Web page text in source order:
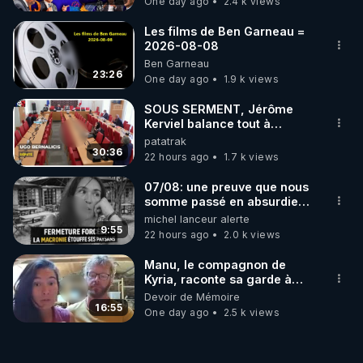
- SAMEDI 02/12/23 :
Suite de l'article "Les armes bio-nano-
https://crowdbunker.com/v/nCLhQKvh
- JEUDI 07/12/23 :
Présentation des livres et films prouvant/illustrant
les armes bio-nano-électromagnétiques et sujets
https://crowdbunker.com/v/Y1h8b1Mf
- SAMEDI 09/12/23 :
L'article "Les armes bio-nano-électromagnétiques"
(partie 3) :
(+ Bonus : les extraits de film non diffusés lors du
https://crowdbunker.com/v/u4GJ1Cf4
- JEUDI 14/12/23 :
Les individus sélectionnés témoignent (ciblages par
23:26
Les films de Ben Garneau =
2026-08-08
Ben Garneau
One day ago
1.9 k views
30:36
SOUS SERMENT, Jérôme
Kerviel balance tout à
l'Assemblée !
patatrak
22 hours ago
1.7 k views
9:55
07/08: une preuve que nous
somme passé en absurdie
une dictature qui veut faire
taire ses opposant !
michel lanceur alerte
22 hours ago
2.0 k views
16:55
Manu, le compagnon de
Kyria, raconte sa garde à
vue musclée. PARTAGEZ!
Devoir de Mémoire
One day ago
2.5 k views